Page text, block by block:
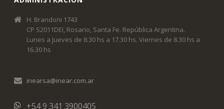
H. Brandoni 1743
CP S2011DEI, Rosario, Santa Fe. República Argentina.
Lunes a Jueves de 8.30 hs a 17.30 hs. Viernes de 8.30 hs a
16.30 hs
inearsa@inear.com.ar
+54 9 341 3900405